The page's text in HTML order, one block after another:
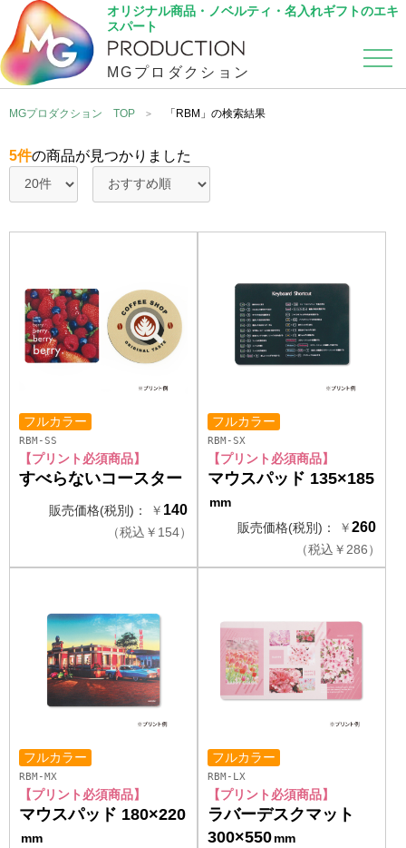
オリジナル商品・ノベルティ・名入れギフトのエキ
スパート
MGプロダクション
カテゴリから選ぶ こだわり検索
MGプロダクション TOP 「RBM」の検索結果
5件の商品が見つかりました
フルカラー
RBM-SS
【プリント必須商品】
すべらないコースター
販売価格(税別)： ￥ 140
（税込 ￥ 154）
フルカラー
RBM-SX
【プリント必須商品】
マウスパッド 135×185
mm
販売価格(税別)：
￥260
（税込 ￥286）
フルカラー
RBM-MX
【プリント必須商品】
マウスパッド 180×220
mm
フルカラー
RBM-LX
【プリント必須商品】
ラバーデスクマット
300×550mm